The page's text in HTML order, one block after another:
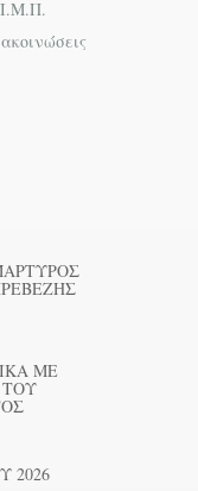
ΜΕ
2026